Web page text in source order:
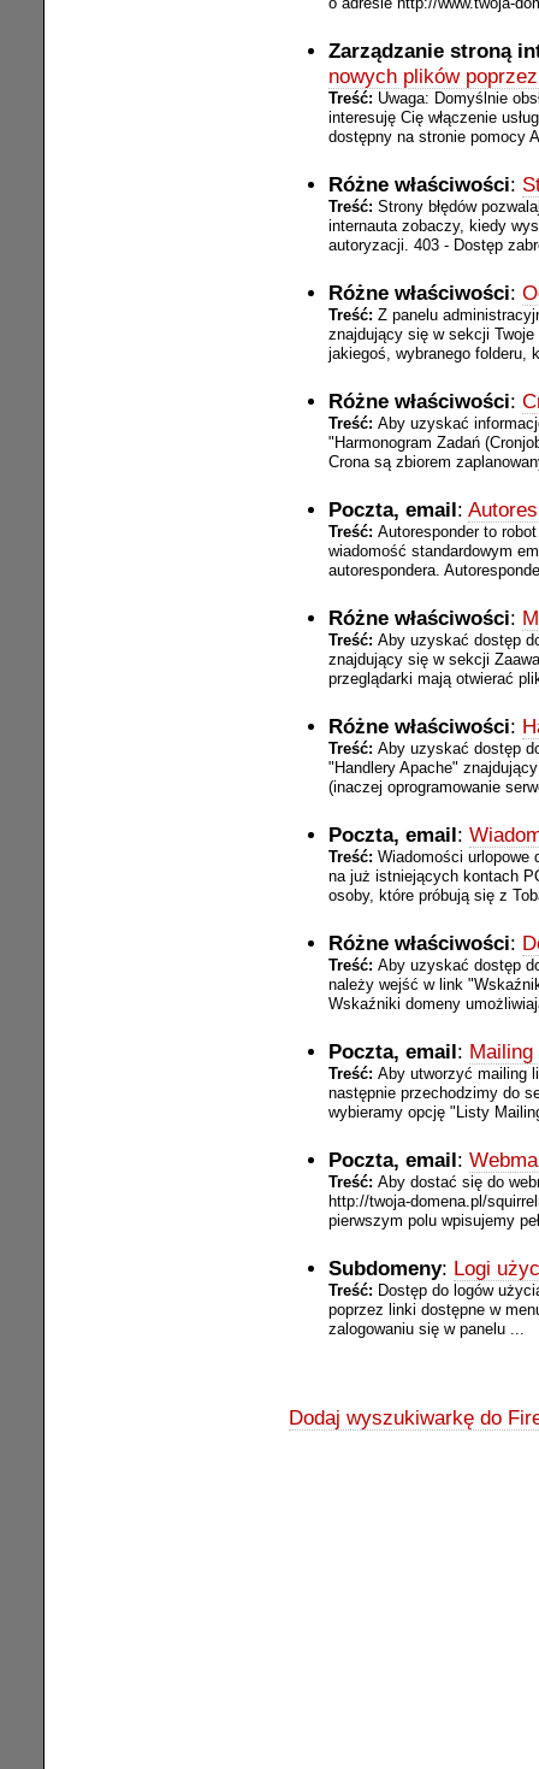
Zarządzanie stroną
nowych plików
Treść: Uwaga: Domyślnie
interesuję Cię włączenie
dostępny na stronie pomocy
Różne właściwości:
Treść: Strony błędów
internauta zobaczy, kiedy
autoryzacji. 403 - Dostęp
Różne właściwości:
Treść: Z panelu
znajdujący się w sekcji Twoje
jakiegoś, wybranego folderu,
Różne właściwości:
Treść: Aby uzyskać
"Harmonogram Zadań
Crona są zbiorem
Poczta, email:
Treść: Autoresponder to
wiadomość standardowym
autorespondera.
Różne właściwości:
Treść: Aby uzyskać dostęp
znajdujący się w sekcji
przeglądarki mają otwierać
Różne właściwości:
Treść: Aby uzyskać dostęp
"Handlery Apache"
(inaczej oprogramowanie
Poczta, email:
Treść: Wiadomości urlopowe
na już istniejących kontach
osoby, które próbują się z
Różne właściwości:
Treść: Aby uzyskać dostęp
należy wejść w link
Wskaźniki domeny
Poczta, email:
Treść: Aby utworzyć mailing
następnie przechodzimy do
wybieramy opcję "Listy
Poczta, email:
Treść: Aby dostać się do
http://twoja-domena.pl/
pierwszym polu wpisujemy
Subdomeny: Logi
Treść: Dostęp do logów
poprzez linki dostępne w
zalogowaniu się w panelu ...
Dodaj wyszukiwarkę do